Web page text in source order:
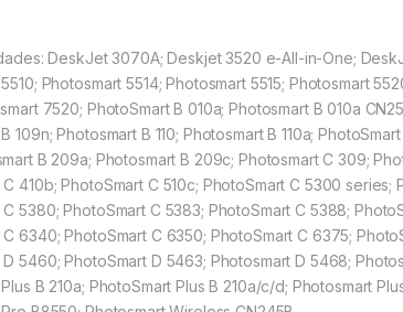
DeskJet 3070A; Deskjet 3520 e-All-in-One;
Photosmart 5514; Photosmart 5515; Photosmart
7520; PhotoSmart B 010a; Photosmart B 010a
109n; Photosmart B 110; Photosmart B 110a;
B 209a; Photosmart B 209c; Photosmart C 309;
410b; PhotoSmart C 510c; PhotoSmart C 5300
5380; PhotoSmart C 5383; PhotoSmart C 5388;
6340; PhotoSmart C 6350; PhotoSmart C 6375;
5460; PhotoSmart D 5463; Photosmart D 5468;
B 210a; PhotoSmart Plus B 210a/c/d; Photosmart